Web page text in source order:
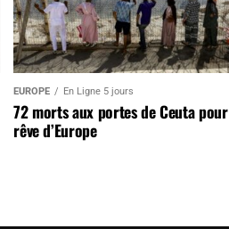
EUROPE En Ligne 5 jours
72 morts aux portes de Ceuta
rêve d’Europe